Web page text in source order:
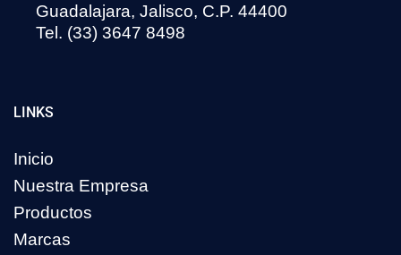
Guadalajara, Jalisco, C.P. 44400
Tel. (33) 3647 8498
LINKS
Inicio
Nuestra Empresa
Productos
Marcas